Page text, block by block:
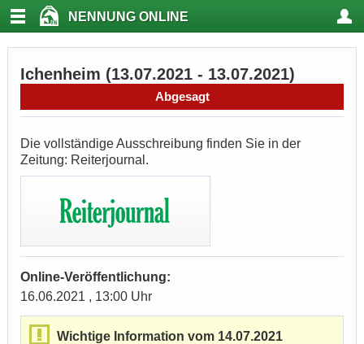
NENNUNG ONLINE
Ichenheim (13.07.2021 - 13.07.2021)
Abgesagt
Die vollständige Ausschreibung finden Sie in der
Zeitung: Reiterjournal.
Online-Veröffentlichung:
16.06.2021 , 13:00 Uhr
Wichtige Information vom 14.07.2021